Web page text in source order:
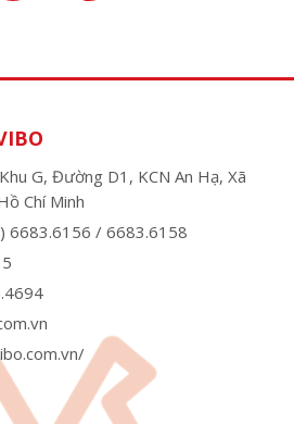
G, Đường D1, KCN An Hạ, Xã
Chí Minh
6683.6156 / 6683.6158